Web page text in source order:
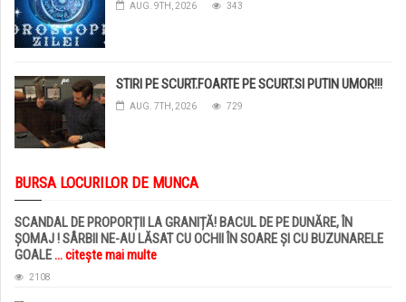
AUG. 9TH, 2026 343
STIRI PE SCURT.FOARTE PE SCURT.SI PUTIN UMOR!!!
AUG. 7TH, 2026 729
BURSA LOCURILOR DE MUNCA
SCANDAL DE PROPORȚII LA GRANIȚĂ! BACUL DE PE DUNĂRE, ÎN
ȘOMAJ ! SÂRBII NE-AU LĂSAT CU OCHII ÎN SOARE ȘI CU BUZUNARELE
GOALE... citește mai multe
2108